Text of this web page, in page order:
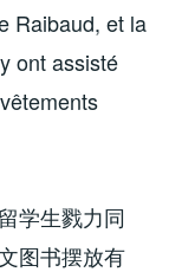
Raibaud, et la
ont assisté
学生戮力同
图书摆放有